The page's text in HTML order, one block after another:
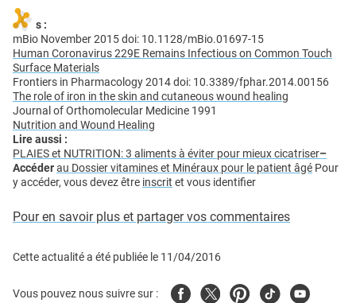
s :
mBio November 2015 doi: 10.1128/mBio.01697-15
Human Coronavirus 229E Remains Infectious on Common Touch
Surface Materials
Frontiers in Pharmacology 2014 doi: 10.3389/fphar.2014.00156
The role of iron in the skin and cutaneous wound healing
Journal of Orthomolecular Medicine 1991
Nutrition and Wound Healing
Lire aussi :
PLAIES et NUTRITION: 3 aliments à éviter pour mieux cicatriser–
Accéderau Dossier vitamines et Minéraux pour le patient âgé Pour
y accéder, vous devez être inscrit et vous identifier
Pour en savoir plus et partager vos commentaires
Cette actualité a été publiée le 11/04/2016
Vous pouvez nous suivre sur : FacebookTwitterPinterest
TiktokYoutube